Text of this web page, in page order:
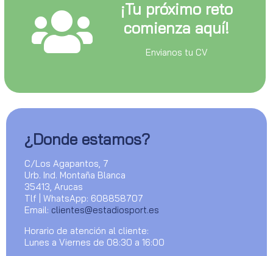
¡Tu próximo reto
comienza aquí!
Envianos tu CV
¿Donde estamos?
C/Los Agapantos, 7
Urb. Ind. Montaña Blanca
35413, Arucas
Tlf | WhatsApp: 608858707
Email: clientes@estadiosport.es
Horario de atención al cliente:
Lunes a Viernes de 08:30 a 16:00